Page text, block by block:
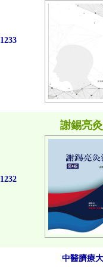
1233
1232
謝錫亮
中醫臍療